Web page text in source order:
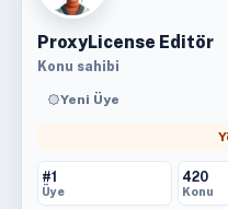
ProxyLicense Editör
Konu sahibi
Yeni Üye
#1
Üye
420
Konu